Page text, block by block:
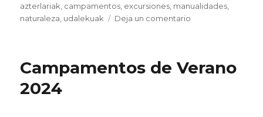
el
azterlariak, campamentos, excursiones, manualidades,
naturaleza, udalekuak Deja un comentario
Campamentos de Verano
2024